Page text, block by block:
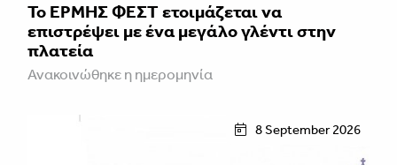
Το ΕΡΜΗΣ ΦΕΣΤ ετοιμάζεται να
επιστρέψει με ένα μεγάλο γλέντι στην
πλατεία
Ανακοινώθηκε η ημερομηνία
8 September 2026